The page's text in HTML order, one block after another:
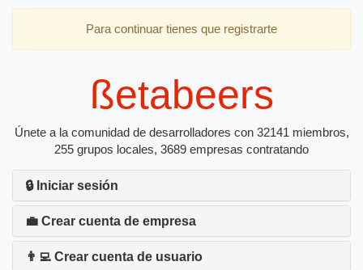
Para continuar tienes que registrarte
ßetabeers
Únete a la comunidad de desarrolladores con 32141 miembros,
255 grupos locales, 3689 empresas contratando
🔒 Iniciar sesión
💼 Crear cuenta de empresa
👨‍💻 Crear cuenta de usuario